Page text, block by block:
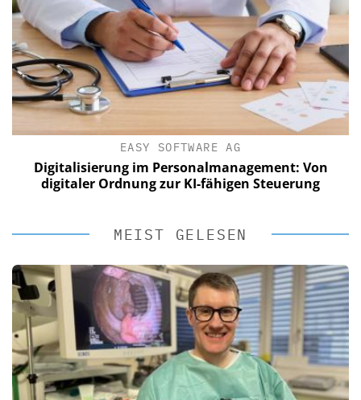
EASY SOFTWARE AG
Digitalisierung im Personalmanagement: Von
digitaler Ordnung zur KI-fähigen Steuerung
MEIST GELESEN